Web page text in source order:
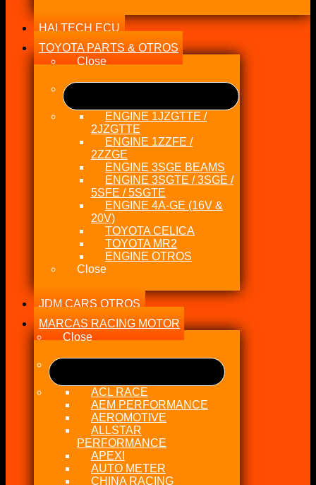
HALTECH ECU
TOYOTA PARTS & OTROS
Close
ENGINE 1JZGTTE /
2JZGTTE
ENGINE 1ZZFE /
2ZZGE
ENGINE 3SGE BEAMS
ENGINE 3SGTE / 3SGE /
5SFE / 5SGTE
ENGINE 4A-GE (16V &
20V)
TOYOTA CELICA
TOYOTA MR2
ENGINE OTROS
Close
JDM CARS OTROS
MARCAS RACING MOTOR
Close
ACL RACE
AEM PERFORMANCE
AEROMOTIVE
ALLSTAR
PERFORMANCE
APEXI
AUTO METER
CHINA RACING